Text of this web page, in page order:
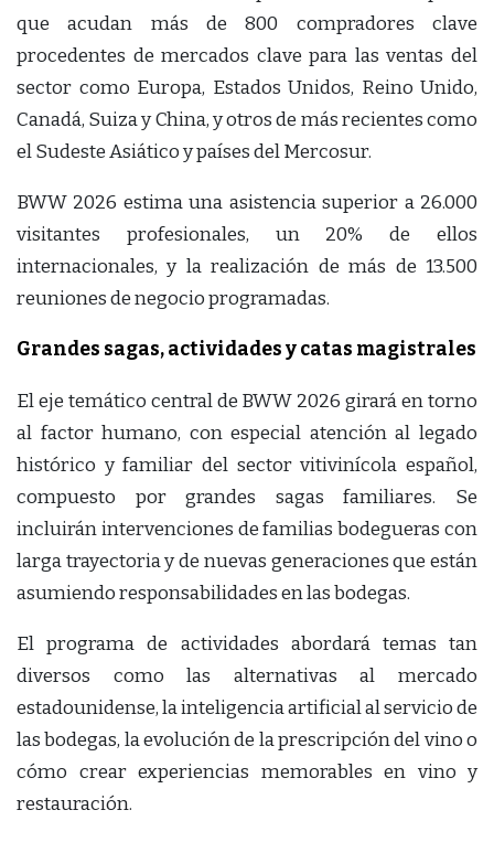
que acudan más de 800 compradores clave
procedentes de mercados clave para las ventas del
sector como Europa, Estados Unidos, Reino Unido,
Canadá, Suiza y China, y otros de más recientes como
el Sudeste Asiático y países del Mercosur.
BWW 2026 estima una asistencia superior a 26.000
visitantes profesionales, un 20% de ellos
internacionales, y la realización de más de 13.500
reuniones de negocio programadas.
Grandes sagas, actividades y catas magistrales
El eje temático central de BWW 2026 girará en torno
al factor humano, con especial atención al legado
histórico y familiar del sector vitivinícola español,
compuesto por grandes sagas familiares. Se
incluirán intervenciones de familias bodegueras con
larga trayectoria y de nuevas generaciones que están
asumiendo responsabilidades en las bodegas.
El programa de actividades abordará temas tan
diversos como las alternativas al mercado
estadounidense, la inteligencia artificial al servicio de
las bodegas, la evolución de la prescripción del vino o
cómo crear experiencias memorables en vino y
restauración.